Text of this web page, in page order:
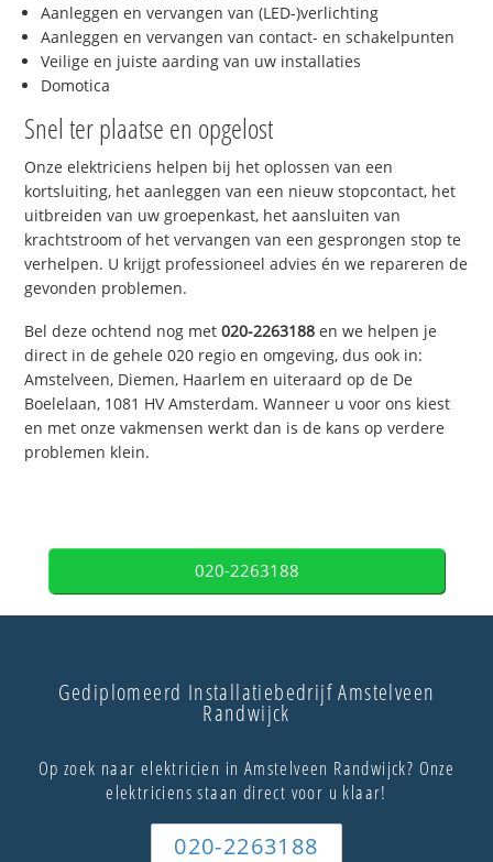
Aanleggen en vervangen van (LED-)verlichting
Aanleggen en vervangen van contact- en schakelpunten
Veilige en juiste aarding van uw installaties
Domotica
Snel ter plaatse en opgelost
Onze elektriciens helpen bij het oplossen van een
kortsluiting, het aanleggen van een nieuw stopcontact, het
uitbreiden van uw groepenkast, het aansluiten van
krachtstroom of het vervangen van een gesprongen stop te
verhelpen. U krijgt professioneel advies én we repareren de
gevonden problemen.
Bel deze ochtend nog met020-2263188 en we helpen je
direct in de gehele 020 regio en omgeving, dus ook in:
Amstelveen, Diemen, Haarlem en uiteraard op de De
Boelelaan, 1081 HV Amsterdam. Wanneer u voor ons kiest
en met onze vakmensen werkt dan is de kans op verdere
problemen klein.
020-2263188
Gediplomeerd Installatiebedrijf Amstelveen
Randwijck
Op zoek naar elektricien in Amstelveen Randwijck? Onze
elektriciens staan direct voor u klaar!
020-2263188